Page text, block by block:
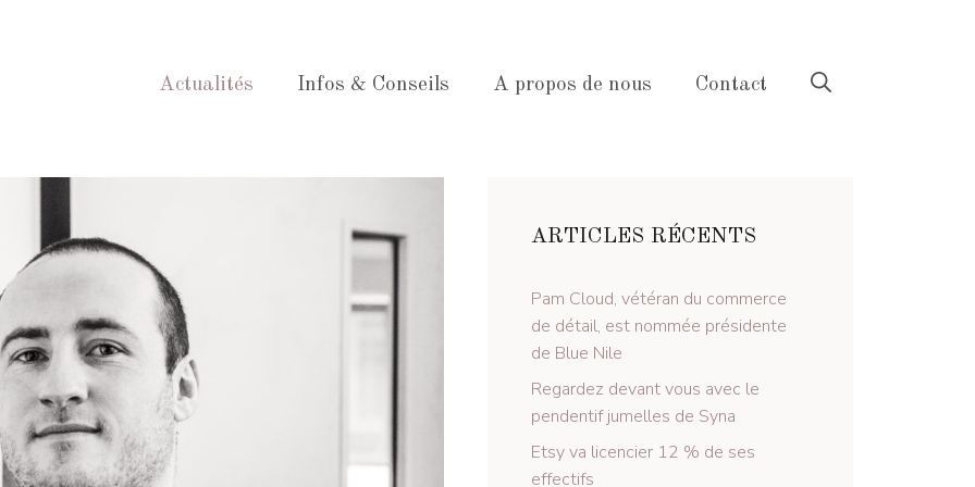
Actualités Infos & Conseils A propos de nous Contact
ARTICLES RÉCENTS
Pam Cloud, vétéran du commerce
de détail, est nommée présidente
de Blue Nile
Regardez devant vous avec le
pendentif jumelles de Syna
Etsy va licencier 12 % de ses
effectifs